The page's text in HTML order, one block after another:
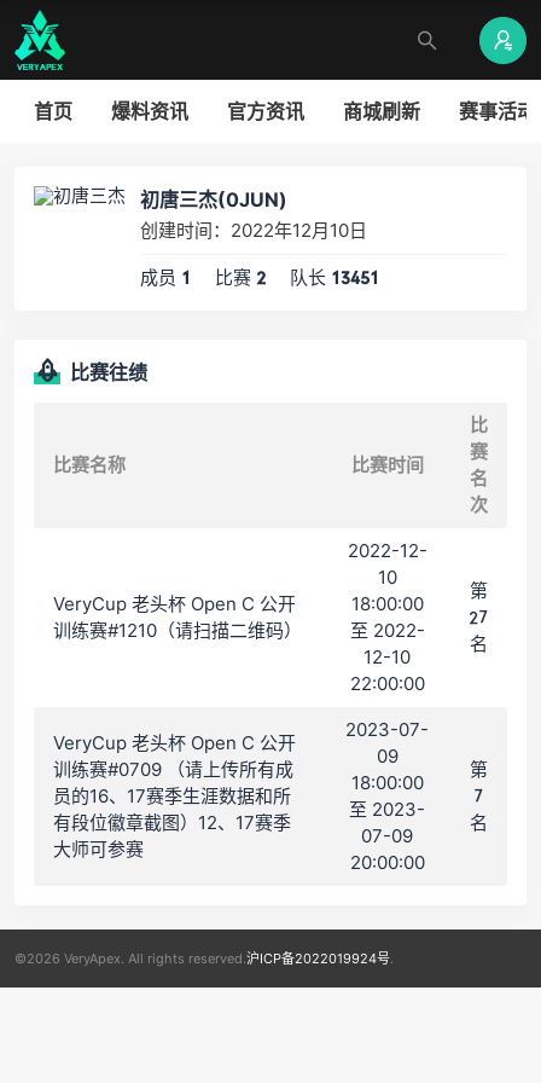
首页 爆料资讯 官方资讯 商城刷新 赛事活动
初唐三杰(0JUN)
创建时间：2022年12月10日
成员 1 比赛 2 队长 13451
比赛往绩
比赛名称 比赛时间
比
赛
名
次
VeryCup 老头杯 Open C 公开
训练赛#1210（请扫描二维码）
2022-12-
10
18:00:00
至 2022-
12-10
22:00:00
第
27
名
VeryCup 老头杯 Open C 公开
训练赛#0709 （请上传所有成
员的16、17赛季生涯数据和所
有段位徽章截图）12、17赛季
大师可参赛
2023-07-
09
18:00:00
至 2023-
07-09
20:00:00
第
7
名
©2026 VeryApex. All rights reserved. 沪ICP备2022019924号